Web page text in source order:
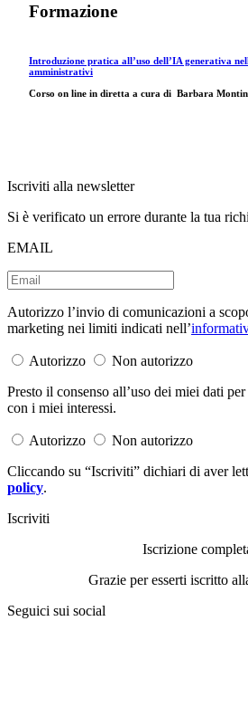
Formazione
Introduzione pratica all’uso dell’IA generativa
amministrativi
Corso on line in diretta a cura di Barbara
Iscriviti alla newsletter
Si è verificato un errore durante la tua
EMAIL
Autorizzo l’invio di comunicazioni a
marketing nei limiti indicati nell’
Autorizzo
Non autorizzo
Presto il consenso all’uso dei miei dati
con i miei interessi.
Autorizzo
Non autorizzo
Cliccando su “Iscriviti” dichiari di aver
policy.
Iscriviti
Iscrizione
Grazie per esserti iscritto
Seguici sui social